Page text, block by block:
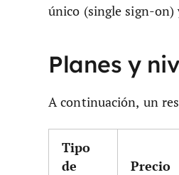
único (single sign-
Planes y
A continuación, un
Tipo
de
Precio